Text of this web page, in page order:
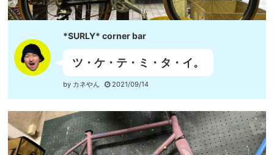
*SURLY* corner bar
ツ・ケ・テ・ミ・タ・イ。
by カネやん 2021/09/14